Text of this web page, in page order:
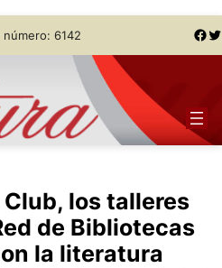
6142 Facebook Twitter
los talleres
de Bibliotecas
la literatura